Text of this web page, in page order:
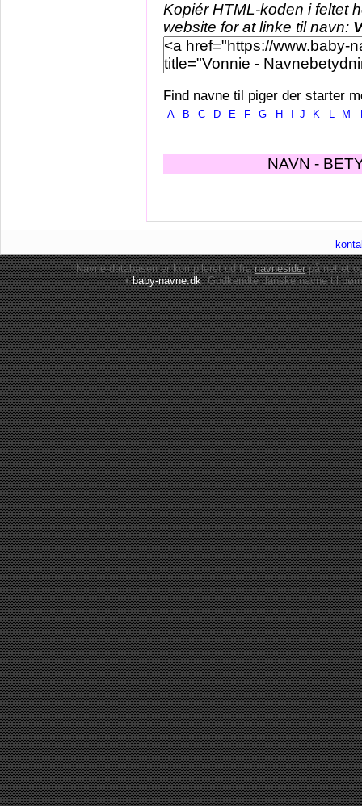
Kopiér HTML-koden i feltet
website for at linke til navn:
Find navne til piger der starter
A B C D E F G H J K L M
NAVN -
Navne-databasen er kompileret ud franavnesiderpå nettet
•baby-navne.dk: Godkendte danskenavne til børn